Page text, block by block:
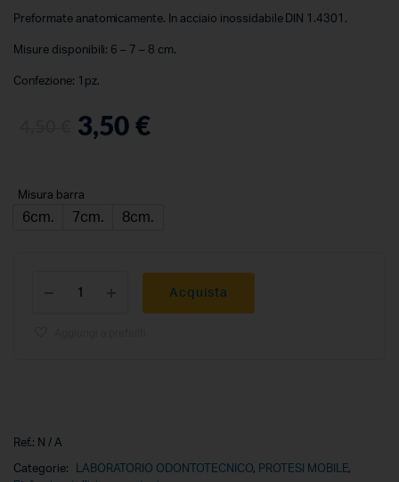
Preformate anatomicamente. In acciaio inossidabile DIN 1.4301.
Misure disponibili: 6 – 7 – 8 cm.
Confezione: 1pz.
3,50 €
Misura barra
6cm. 7cm. 8cm.
Acquista
Ref.: N / A
Categorie: LABORATORIO ODONTOTECNICO, PROTESI MOBILE,